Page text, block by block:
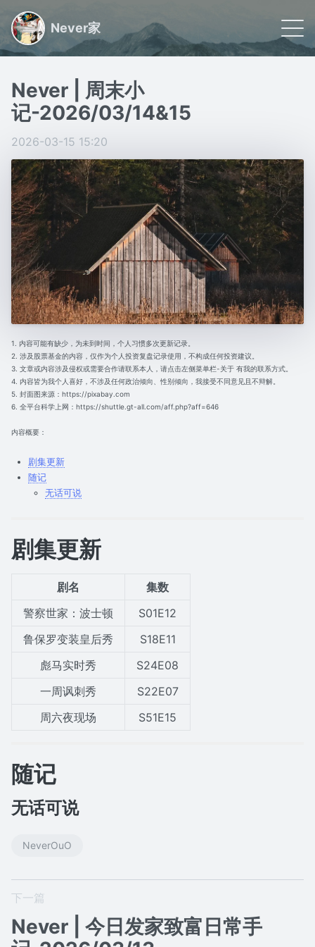
Never家
📝 文章
🏷 分类
🙋🏻 关于
日常小事记录,联系我请看关于
Powered by
|RSS
Never | 周末小
记-2026/03/14&15
2026-03-15 15:20
1. 内容可能有缺少，为未到时间，个人习惯多次更新记录。
2. 涉及股票基金的内容，仅作为个人投资复盘记录使用，不构成任何投资建议。
3. 文章或内容涉及侵权或需要合作请联系本人，请点击左侧菜单栏-关于 有我的联系方式。
4. 内容皆为我个人喜好，不涉及任何政治倾向、性别倾向，我接受不同意见且不辩解。
5. 封面图来源：https://pixabay.com
6. 全平台科学上网：https://shuttle.gt-all.com/aff.php?aff=646
内容概要：
剧集更新
随记
无话可说
剧集更新
剧名
集数
警察世家：波士顿
S01E12
鲁保罗变装皇后秀
S18E11
彪马实时秀
S24E08
一周讽刺秀
S22E07
周六夜现场
S51E15
随记
无话可说
NeverOuO
下一篇
Never | 今日发家致富日常手